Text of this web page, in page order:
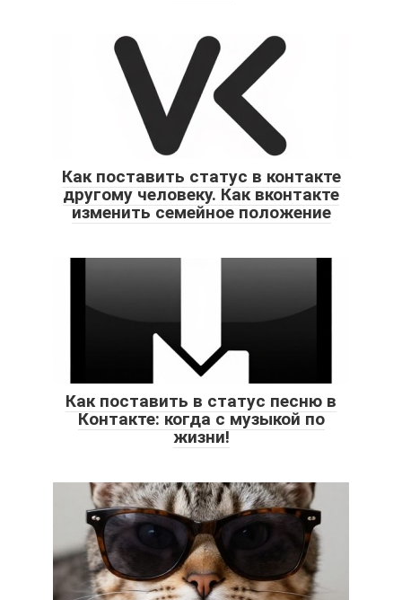
Как поставить статус в контакте
другому человеку. Как вконтакте
изменить семейное положение
Как поставить в статус песню в
Контакте: когда с музыкой по
жизни!